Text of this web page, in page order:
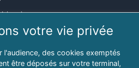
alger.com
votre vie privée
l'audience, des cookies exemptés
être déposés sur votre terminal,